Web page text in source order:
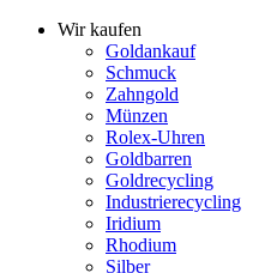
Wir kaufen
Goldankauf
Schmuck
Zahngold
Münzen
Rolex-Uhren
Goldbarren
Goldrecycling
Industrierecycling
Iridium
Rhodium
Silber